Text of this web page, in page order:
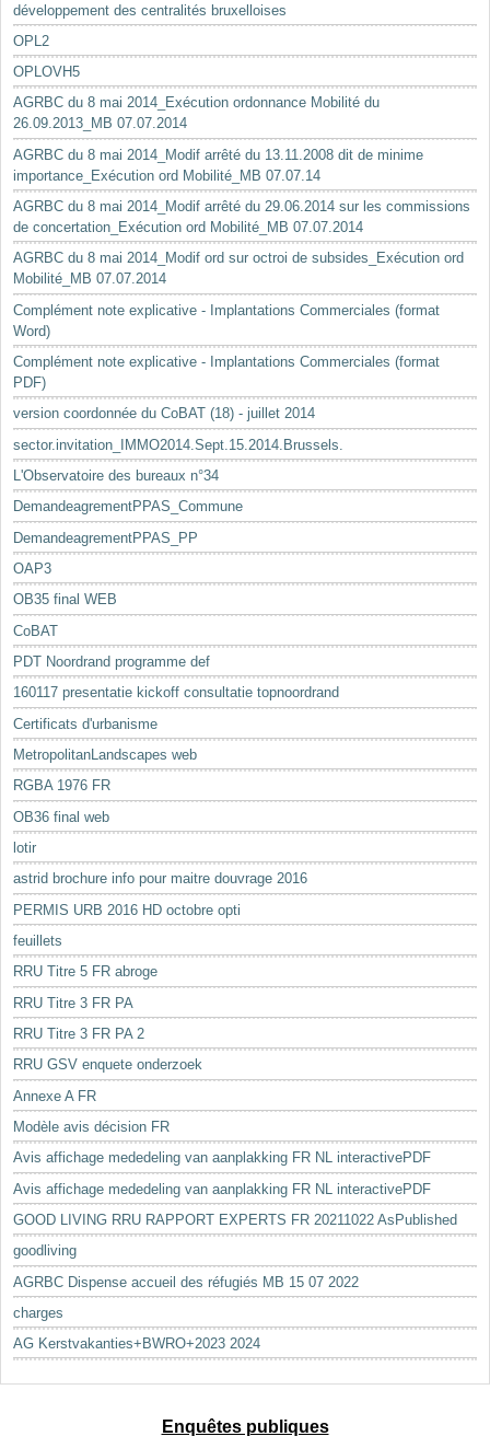
développement des centralités bruxelloises
OPL2
OPLOVH5
AGRBC du 8 mai 2014_Exécution ordonnance Mobilité du
26.09.2013_MB 07.07.2014
AGRBC du 8 mai 2014_Modif arrêté du 13.11.2008 dit de minime
importance_Exécution ord Mobilité_MB 07.07.14
AGRBC du 8 mai 2014_Modif arrêté du 29.06.2014 sur les commissions
de concertation_Exécution ord Mobilité_MB 07.07.2014
AGRBC du 8 mai 2014_Modif ord sur octroi de subsides_Exécution ord
Mobilité_MB 07.07.2014
Complément note explicative - Implantations Commerciales (format
Word)
Complément note explicative - Implantations Commerciales (format
PDF)
version coordonnée du CoBAT (18) - juillet 2014
sector.invitation_IMMO2014.Sept.15.2014.Brussels.
L'Observatoire des bureaux n°34
DemandeagrementPPAS_Commune
DemandeagrementPPAS_PP
OAP3
OB35 final WEB
CoBAT
PDT Noordrand programme def
160117 presentatie kickoff consultatie topnoordrand
Certificats d'urbanisme
MetropolitanLandscapes web
RGBA 1976 FR
OB36 final web
lotir
astrid brochure info pour maitre douvrage 2016
PERMIS URB 2016 HD octobre opti
feuillets
RRU Titre 5 FR abroge
RRU Titre 3 FR PA
RRU Titre 3 FR PA 2
RRU GSV enquete onderzoek
Annexe A FR
Modèle avis décision FR
Avis affichage mededeling van aanplakking FR NL interactivePDF
Avis affichage mededeling van aanplakking FR NL interactivePDF
GOOD LIVING RRU RAPPORT EXPERTS FR 20211022 AsPublished
goodliving
AGRBC Dispense accueil des réfugiés MB 15 07 2022
charges
AG Kerstvakanties+BWRO+2023 2024
Enquêtes publiques